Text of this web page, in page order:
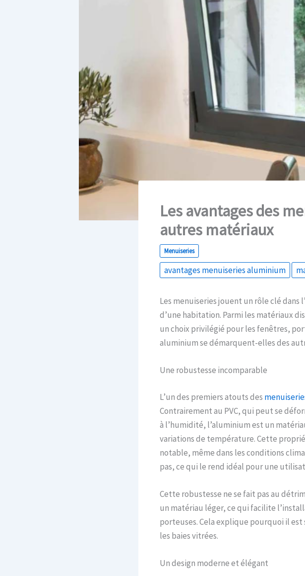
Les avantages des
autres matériaux
Menuiseries
avantages menuiseries aluminium
Les menuiseries jouent un rôle clé
d’une habitation. Parmi les matériaux
un choix privilégié pour les fenêtres,
aluminium se démarquent-elles des
Une robustesse incomparable
L’un des premiers atouts des
Contrairement au PVC, qui peut se
à l’humidité, l’aluminium est un
variations de température. Cette
notable, même dans les conditions
pas, ce qui le rend idéal pour une
Cette robustesse ne se fait pas au
un matériau léger, ce qui facilite
porteuses. Cela explique pourquoi il
les baies vitrées.
Un design moderne et élégant